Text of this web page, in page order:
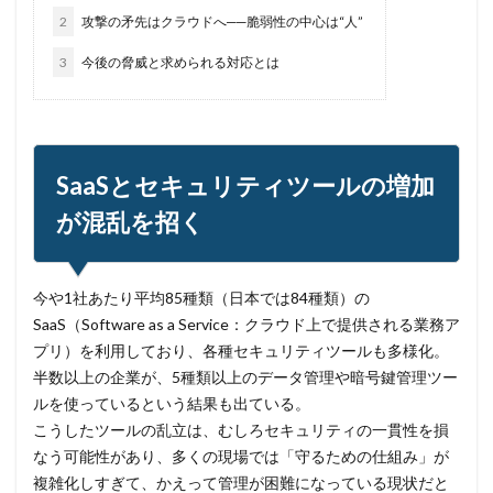
バレる
パロアルト
ビジネスメール
ビジネスメール詐欺
ビックデータ
ビッグローブ
ビットコイン
ファイルレス
ファイルレス攻撃
フィッシングサイト
フィッシングメールにどう対処すべきか?
フィッシング対策協議会
フィッシング詐欺
フィルタリング
フェス
フォーティネット
フォーム
フォレスター
フォレンジック
ブックマーク
プライバシー
プライバシーマーク
ブラウザ
ブルートフォースアタック
ブルガリア
2 攻撃の矛先はクラウドへ──脆弱性の中心は“人”
3 今後の脅威と求められる対応とは
SaaSとセキュリティツールの増加
が混乱を招く
今や1社あたり平均85種類（日本では84種類）の
SaaS（Software as a Service：クラウド上で提供される業務ア
プリ）を利用しており、各種セキュリティツールも多様化。
半数以上の企業が、5種類以上のデータ管理や暗号鍵管理ツー
ルを使っているという結果も出ている。
こうしたツールの乱立は、むしろセキュリティの一貫性を損
なう可能性があり、多くの現場では「守るための仕組み」が
複雑化しすぎて、かえって管理が困難になっている現状だと